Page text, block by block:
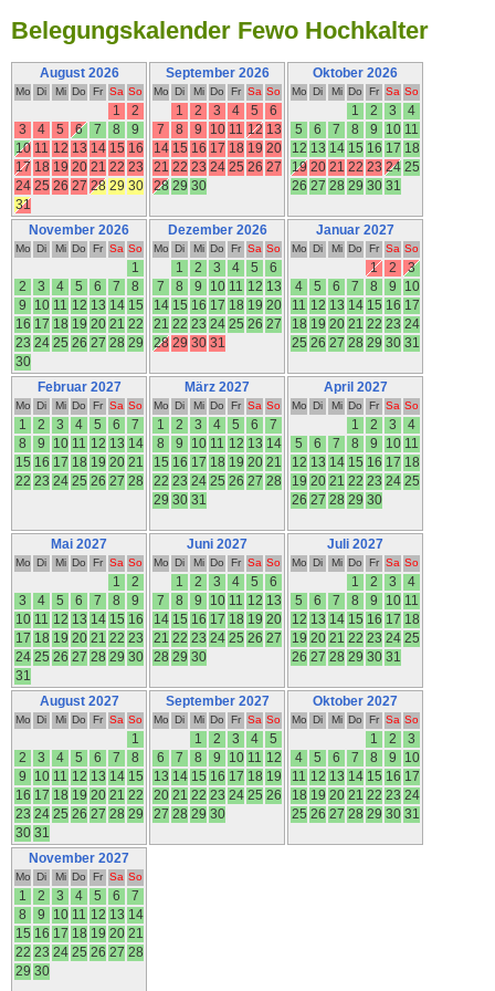
Belegungskalender Fewo Hochkalter
August 2026
Mo Di Mi Do Fr Sa So
1
2
3
4 5 6 7 8
9
10 11 12 13 14 15 16
17 18 19 20 21 22 23
24 25 26 27 28 29 30
31
September 2026
Mo Di Mi Do Fr Sa So
1 2 3 4 5
6
7
8 9 10 11 12 13
14 15 16 17 18 19 20
21 22 23 24 25 26 27
28 29 30
Oktober 2026
Mo Di Mi Do Fr Sa So
1 2 3
4
5
6 7 8 9 10 11
12 13 14 15 16 17 18
19 20 21 22 23 24 25
26 27 28 29 30 31
November 2026
Mo Di Mi Do Fr Sa So
1
2
3 4 5 6 7
8
9
10 11 12 13 14 15
16 17 18 19 20 21 22
23 24 25 26 27 28 29
30
Dezember 2026
Mo Di Mi Do Fr Sa So
1 2 3 4 5
6
7
8 9 10 11 12 13
14 15 16 17 18 19 20
21 22 23 24 25 26 27
28 29 30 31
Januar 2027
Mo Di Mi Do Fr Sa So
1 2
3
4
5 6 7 8 9
10
11 12 13 14 15 16 17
18 19 20 21 22 23 24
25 26 27 28 29 30 31
Februar 2027
Mo Di Mi Do Fr Sa So
1 2 3 4 5 6
7
8
9 10 11 12 13 14
15 16 17 18 19 20 21
22 23 24 25 26 27 28
März 2027
Mo Di Mi Do Fr Sa So
1 2 3 4 5 6
7
8
9 10 11 12 13 14
15 16 17 18 19 20 21
22 23 24 25 26 27 28
29 30 31
April 2027
Mo Di Mi Do Fr Sa So
1 2 3
4
5
6 7 8 9 10 11
12 13 14 15 16 17 18
19 20 21 22 23 24 25
26 27 28 29 30
Mai 2027
Mo Di Mi Do Fr Sa So
1
2
3
4 5 6 7 8
9
10 11 12 13 14 15 16
17 18 19 20 21 22 23
24 25 26 27 28 29 30
31
Juni 2027
Mo Di Mi Do Fr Sa So
1 2 3 4 5
6
7
8 9 10 11 12 13
14 15 16 17 18 19 20
21 22 23 24 25 26 27
28 29 30
Juli 2027
Mo Di Mi Do Fr Sa So
1 2 3
4
5
6 7 8 9 10 11
12 13 14 15 16 17 18
19 20 21 22 23 24 25
26 27 28 29 30 31
August 2027
Mo Di Mi Do Fr Sa So
1
2
3 4 5 6 7
8
9
10 11 12 13 14 15
16 17 18 19 20 21 22
23 24 25 26 27 28 29
30 31
September 2027
Mo Di Mi Do Fr Sa So
1 2 3 4
5
6
7 8 9 10 11 12
13 14 15 16 17 18 19
20 21 22 23 24 25 26
27 28 29 30
Oktober 2027
Mo Di Mi Do Fr Sa So
1 2
3
4
5 6 7 8 9
10
11 12 13 14 15 16 17
18 19 20 21 22 23 24
25 26 27 28 29 30 31
November 2027
Mo Di Mi Do Fr Sa So
1 2 3 4 5 6
7
8
9 10 11 12 13 14
15 16 17 18 19 20 21
22 23 24 25 26 27 28
29 30